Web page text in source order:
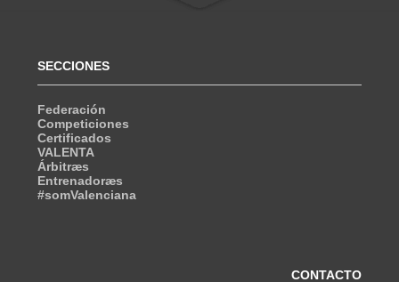
SECCIONES
Federación
Competiciones
Certificados
VALENTA
Árbitræs
Entrenadoræs
#somValenciana
CONTACTO